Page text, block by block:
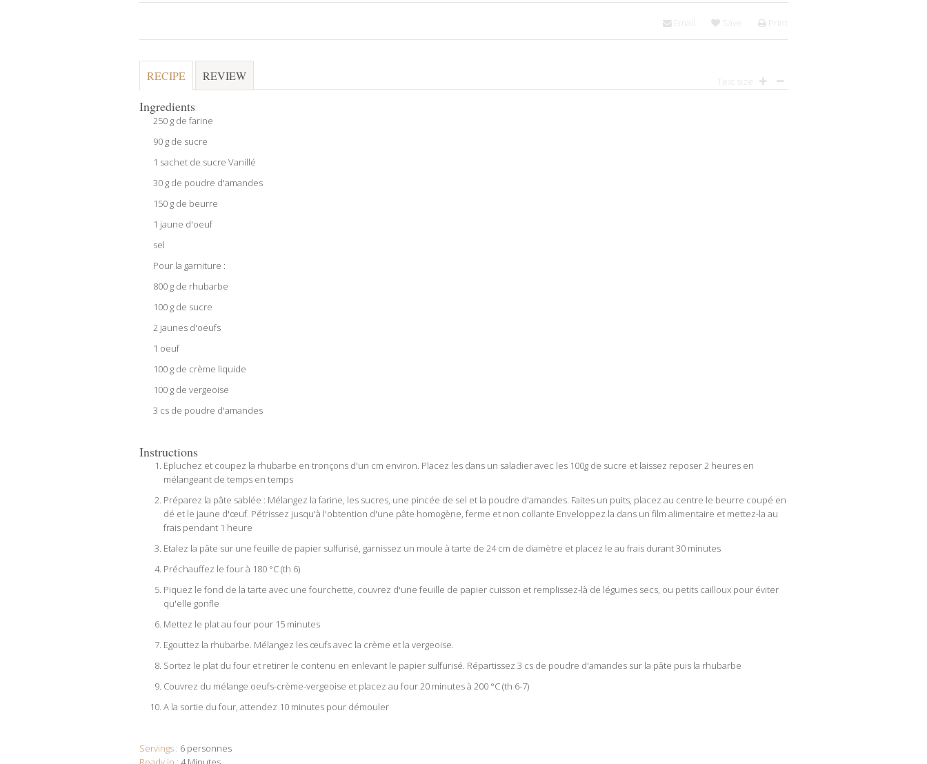
Email Save Print
RECIPE REVIEW Text size
Ingredients
250 g de farine
90 g de sucre
1 sachet de sucre Vanillé
30 g de poudre d'amandes
150 g de beurre
1 jaune d'oeuf
sel
Pour la garniture :
800 g de rhubarbe
100 g de sucre
2 jaunes d'oeufs
1 oeuf
100 g de crème liquide
100 g de vergeoise
3 cs de poudre d'amandes
Instructions
Epluchez et coupez la rhubarbe en tronçons d'un cm environ. Placez les dans un saladier avec les 100g de sucre et laissez reposer 2 heures en
mélangeant de temps en temps
Préparez la pâte sablée : Mélangez la farine, les sucres, une pincée de sel et la poudre d'amandes. Faites un puits, placez au centre le beurre coupé en
dé et le jaune d'œuf. Pétrissez jusqu'à l'obtention d'une pâte homogène, ferme et non collante Enveloppez la dans un film alimentaire et mettez-la au
frais pendant 1 heure
Etalez la pâte sur une feuille de papier sulfurisé, garnissez un moule à tarte de 24 cm de diamètre et placez le au frais durant 30 minutes
Préchauffez le four à 180 °C (th 6)
Piquez le fond de la tarte avec une fourchette, couvrez d'une feuille de papier cuisson et remplissez-là de légumes secs, ou petits cailloux pour éviter
qu'elle gonfle
Mettez le plat au four pour 15 minutes
Egouttez la rhubarbe. Mélangez les œufs avec la crème et la vergeoise.
Sortez le plat du four et retirer le contenu en enlevant le papier sulfurisé. Répartissez 3 cs de poudre d'amandes sur la pâte puis la rhubarbe
Couvrez du mélange oeufs-crème-vergeoise et placez au four 20 minutes à 200 °C (th 6-7)
A la sortie du four, attendez 10 minutes pour démouler
Servings : 6 personnes